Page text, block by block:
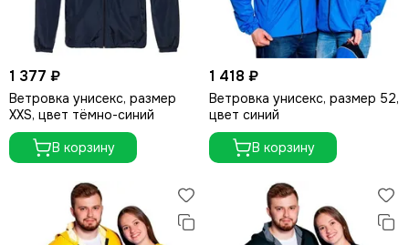
1 377 ₽
Ветровка унисекс, размер
XXS, цвет тёмно-синий
В корзину
1 418 ₽
Ветровка унисекс, размер 52,
цвет синий
В корзину